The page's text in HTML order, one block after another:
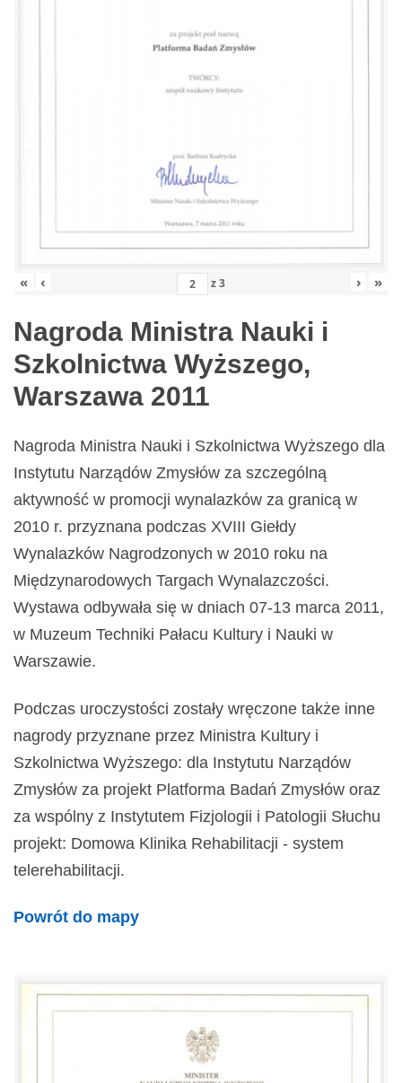
« ‹ z3 › »
Nagroda Ministra Nauki i
Szkolnictwa Wyższego,
Warszawa 2011
Nagroda Ministra Nauki i Szkolnictwa Wyższego dla
Instytutu Narządów Zmysłów za szczególną
aktywność w promocji wynalazków za granicą w
2010 r. przyznana podczas XVIII Giełdy
Wynalazków Nagrodzonych w 2010 roku na
Międzynarodowych Targach Wynalazczości.
Wystawa odbywała się w dniach 07-13 marca 2011,
w Muzeum Techniki Pałacu Kultury i Nauki w
Warszawie.
Podczas uroczystości zostały wręczone także inne
nagrody przyznane przez Ministra Kultury i
Szkolnictwa Wyższego: dla Instytutu Narządów
Zmysłów za projekt Platforma Badań Zmysłów oraz
za wspólny z Instytutem Fizjologii i Patologii Słuchu
projekt: Domowa Klinika Rehabilitacji - system
telerehabilitacji.
Powrót do mapy